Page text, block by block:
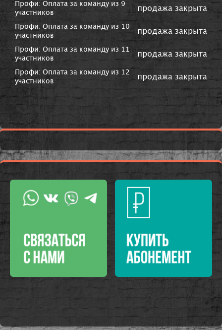
Профи: Оплата за команду из 9
участников
продажа закрыта
Профи: Оплата за команду из 10
участников
продажа закрыта
Профи: Оплата за команду из 11
участников
продажа закрыта
Профи: Оплата за команду из 12
участников
продажа закрыта